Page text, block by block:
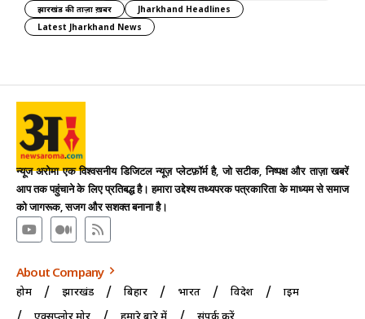
झारखंड की ताज़ा ख़बर
Jharkhand Headlines
Latest Jharkhand News
न्यूज अरोमा एक विश्वसनीय डिजिटल न्यूज़ प्लेटफ़ॉर्म है, जो सटीक, निष्पक्ष और ताज़ा खबरें
आप तक पहुंचाने के लिए प्रतिबद्ध है। हमारा उद्देश्य तथ्यपरक पत्रकारिता के माध्यम से समाज
को जागरूक, सजग और सशक्त बनाना है।
About Company
होम झारखंड बिहार भारत विदेश
क्राइम
एक्सप्लोर मोर
हमारे बारे में संपर्क करें